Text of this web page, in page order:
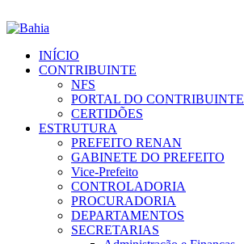
INÍCIO
CONTRIBUINTE
NFS
PORTAL DO CONTRIBUINTE
CERTIDÕES
ESTRUTURA
PREFEITO RENAN
GABINETE DO PREFEITO
Vice-Prefeito
CONTROLADORIA
PROCURADORIA
DEPARTAMENTOS
SECRETARIAS